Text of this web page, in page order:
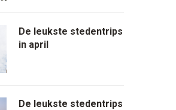
De leukste stedentrips
in april
De leukste stedentrips